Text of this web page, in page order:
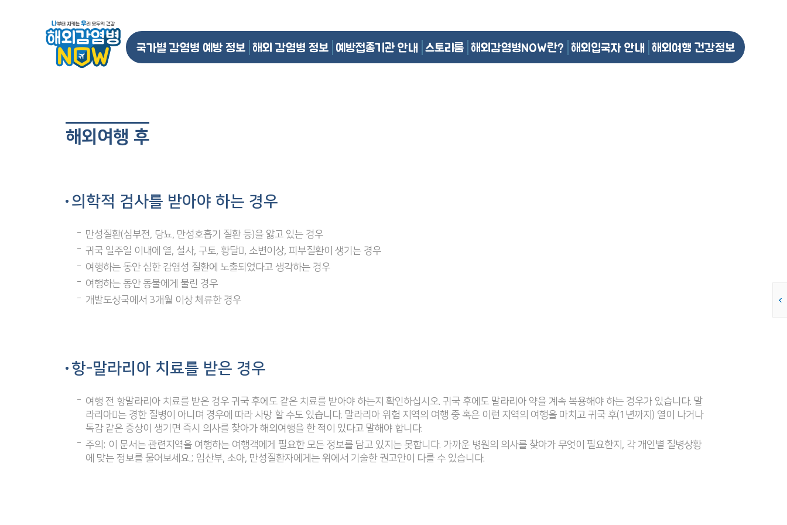
국가별 감염병 예방 정보 해외 감염병 정보 예방접종기관 안내 스토리룸 해외감염병NOW란? 해외입국자 안내 해외여행 건강정보
해외여행 후
의학적 검사를 받아야 하는 경우
만성질환(심부전, 당뇨, 만성호흡기 질환 등)을 앓고 있는 경우
귀국 일주일 이내에 열, 설사, 구토, 황달, 소변이상, 피부질환이 생기는 경우
여행하는 동안 심한 감염성 질환에 노출되었다고 생각하는 경우
여행하는 동안 동물에게 물린 경우
개발도상국에서 3개월 이상 체류한 경우
항-말라리아 치료를 받은 경우
여행 전 항말라리아 치료를 받은 경우 귀국 후에도 같은 치료를 받아야 하는지 확인하십시오. 귀국 후에도 말라리아 약을 계속 복용해야 하는 경우가 있습니다. 말
라리아는 경한 질병이 아니며 경우에 따라 사망 할 수도 있습니다. 말라리아 위험 지역의 여행 중 혹은 이런 지역의 여행을 마치고 귀국 후(1년까지) 열이 나거나
독감 같은 증상이 생기면 즉시 의사를 찾아가 해외여행을 한 적이 있다고 말해야 합니다.
주의: 이 문서는 관련지역을 여행하는 여행객에게 필요한 모든 정보를 담고 있지는 못합니다. 가까운 병원의 의사를 찾아가 무엇이 필요한지, 각 개인별 질병상황
에 맞는 정보를 물어보세요.; 임산부, 소아, 만성질환자에게는 위에서 기술한 권고안이 다를 수 있습니다.